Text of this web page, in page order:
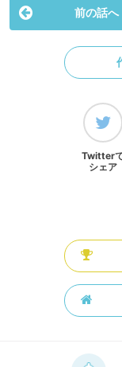
前の話へ
Twitter
シェア